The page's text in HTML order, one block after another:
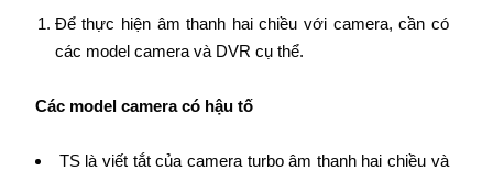
Để thực hiện âm thanh hai chiều với camera, cần có
các model camera và DVR cụ thể.
Các model camera có hậu tố
TS là viết tắt của camera turbo âm thanh hai chiều và